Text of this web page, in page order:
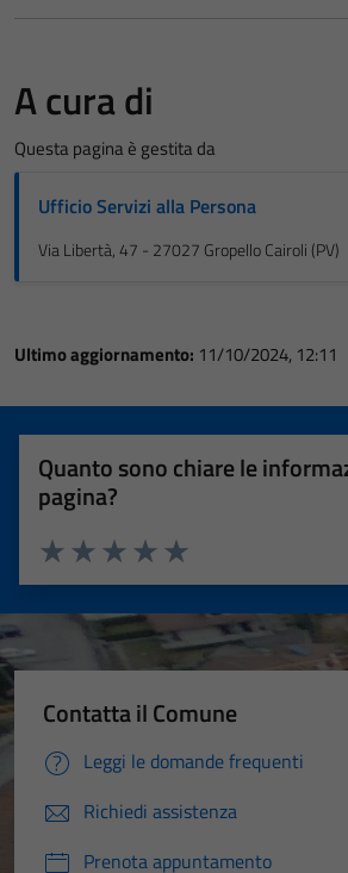
A cura di
Questa pagina è gestita da
Ufficio Servizi alla Persona
Via Libertà, 47 - 27027 Gropello Cairoli (PV)
Ultimo aggiornamento: 11/10/2024, 12:11
Quanto sono chiare le
pagina?
Valuta 5 stelle su 5
Valuta 4 stelle su 5
Valuta 3 stelle su 5
Valuta 2 stelle su 5
Valuta 1 stelle su 5
Contatta il Comune
Leggi le domande frequenti
Richiedi assistenza
Prenota appuntamento